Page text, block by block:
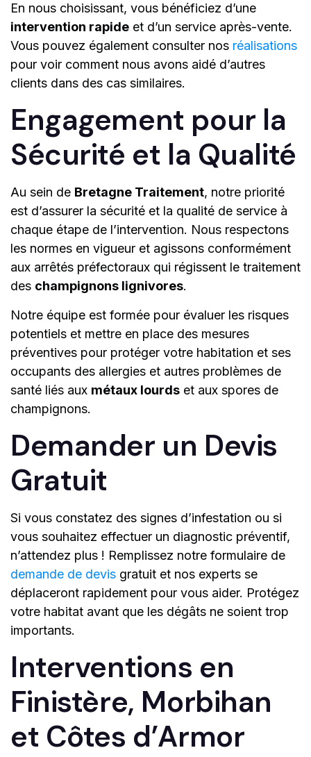
En nous choisissant, vous bénéficiez d’une
intervention rapide et d’un service après-vente.
Vous pouvez également consulter nos réalisations
pour voir comment nous avons aidé d’autres
clients dans des cas similaires.
Engagement pour la
Sécurité et la Qualité
Au sein de Bretagne Traitement, notre priorité
est d’assurer la sécurité et la qualité de service à
chaque étape de l’intervention. Nous respectons
les normes en vigueur et agissons conformément
aux arrêtés préfectoraux qui régissent le traitement
des champignons lignivores.
Notre équipe est formée pour évaluer les risques
potentiels et mettre en place des mesures
préventives pour protéger votre habitation et ses
occupants des allergies et autres problèmes de
santé liés aux métaux lourds et aux spores de
champignons.
Demander un Devis
Gratuit
Si vous constatez des signes d’infestation ou si
vous souhaitez effectuer un diagnostic préventif,
n’attendez plus ! Remplissez notre formulaire de
demande de devis gratuit et nos experts se
déplaceront rapidement pour vous aider. Protégez
votre habitat avant que les dégâts ne soient trop
importants.
Interventions en
Finistère, Morbihan
et Côtes d’Armor